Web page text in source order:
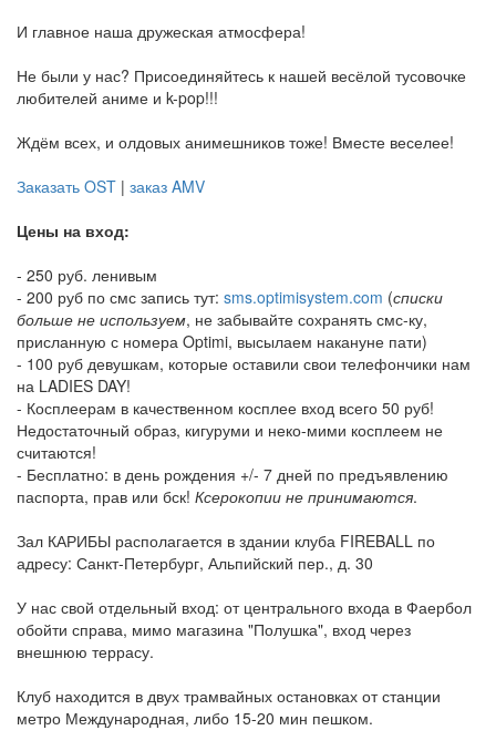
И главное наша дружеская атмосфера!
Не были у нас? Присоединяйтесь к нашей весёлой тусовочке
любителей аниме и k-pop!!!
Ждём всех, и олдовых анимешников тоже! Вместе веселее!
Заказать OST | заказ AMV
Цены на вход:
- 250 руб. ленивым
- 200 руб по смс запись тут: sms.optimisystem.com (списки
больше не используем, не забывайте сохранять смс-ку,
присланную с номера Optimi, высылаем накануне пати)
- 100 руб девушкам, которые оставили свои телефончики нам
на LADIES DAY!
- Косплеерам в качественном косплее вход всего 50 руб!
Недостаточный образ, кигуруми и неко-мими косплеем не
считаются!
- Бесплатно: в день рождения +/- 7 дней по предъявлению
паспорта, прав или бск! Ксерокопии не принимаются.
Зал КАРИБЫ располагается в здании клуба FIREBALL по
адресу: Санкт-Петербург, Альпийский пер., д. 30
У нас свой отдельный вход: от центрального входа в Фаербол
обойти справа, мимо магазина "Полушка", вход через
внешнюю террасу.
Клуб находится в двух трамвайных остановках от станции
метро Международная, либо 15-20 мин пешком.